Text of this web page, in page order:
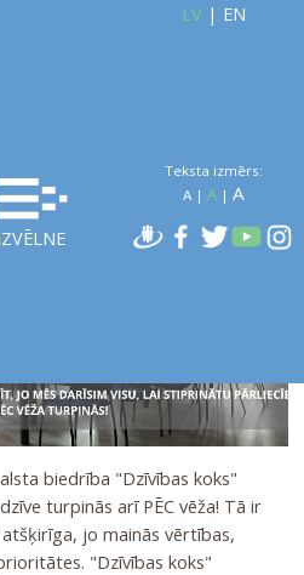
LV| EN
Teksta izmērs:
A| A| A
biedrība "Dzīvības koks"
turpinās arī PĒC vēža! Tā ir
jo mainās vērtības,
"Dzīvības koks"